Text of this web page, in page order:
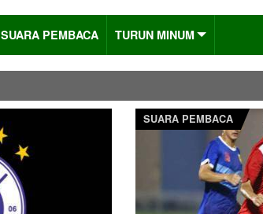
SUARA PEMBACA TURUN MINUM
SUARA PEMBACA